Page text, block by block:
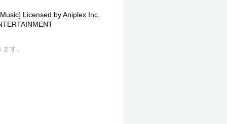
Licensed by Aniplex Inc.
す。